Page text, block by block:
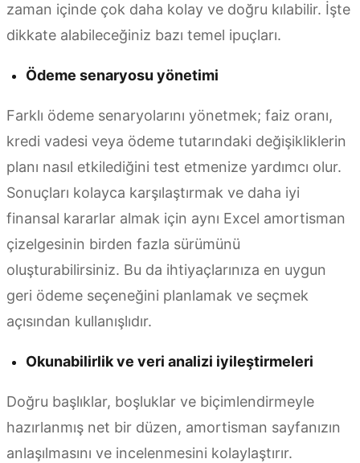
zaman içinde çok daha kolay ve doğru kılabilir. İşte
dikkate alabileceğiniz bazı temel ipuçları.
Ödeme senaryosu yönetimi
Farklı ödeme senaryolarını yönetmek; faiz oranı,
kredi vadesi veya ödeme tutarındaki değişikliklerin
planı nasıl etkilediğini test etmenize yardımcı olur.
Sonuçları kolayca karşılaştırmak ve daha iyi
finansal kararlar almak için aynı Excel amortisman
çizelgesinin birden fazla sürümünü
oluşturabilirsiniz. Bu da ihtiyaçlarınıza en uygun
geri ödeme seçeneğini planlamak ve seçmek
açısından kullanışlıdır.
Okunabilirlik ve veri analizi iyileştirmeleri
Doğru başlıklar, boşluklar ve biçimlendirmeyle
hazırlanmış net bir düzen, amortisman sayfanızın
anlaşılmasını ve incelenmesini kolaylaştırır.